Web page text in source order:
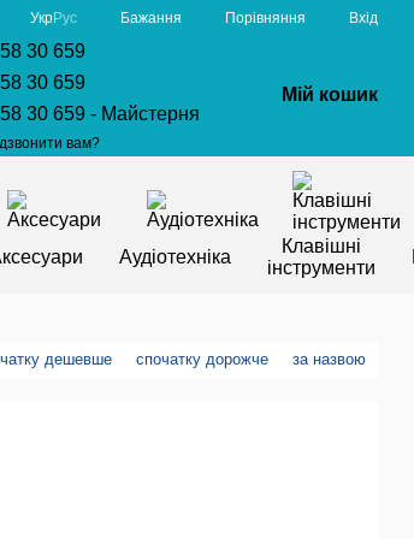
УкрРус Бажання Порівняння Вхід
30 659
30 659
30 659 - Майстерня
вам?
Мій кошик
Аудіотехніка
Клавішні
інструменти
дешевше спочатку дорожче за назвою